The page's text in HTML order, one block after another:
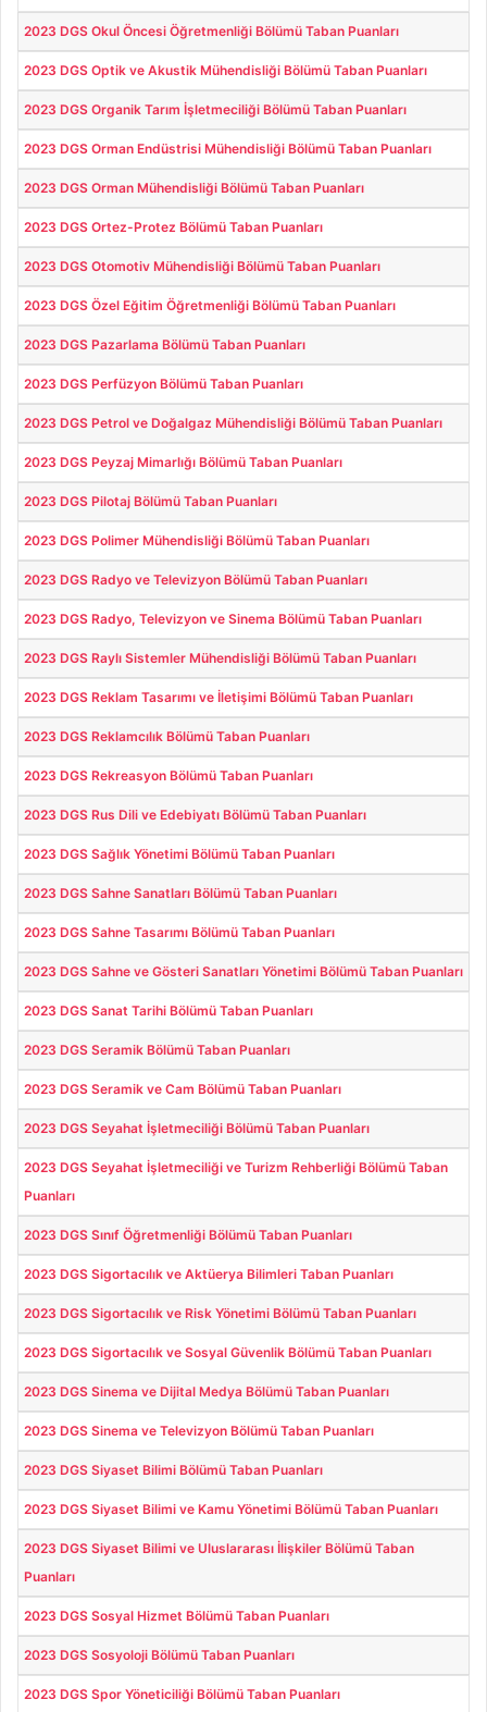
2023 DGS Okul Öncesi Öğretmenliği Bölümü Taban Puanları
2023 DGS Optik ve Akustik Mühendisliği Bölümü Taban Puanları
2023 DGS Organik Tarım İşletmeciliği Bölümü Taban Puanları
2023 DGS Orman Endüstrisi Mühendisliği Bölümü Taban Puanları
2023 DGS Orman Mühendisliği Bölümü Taban Puanları
2023 DGS Ortez-Protez Bölümü Taban Puanları
2023 DGS Otomotiv Mühendisliği Bölümü Taban Puanları
2023 DGS Özel Eğitim Öğretmenliği Bölümü Taban Puanları
2023 DGS Pazarlama Bölümü Taban Puanları
2023 DGS Perfüzyon Bölümü Taban Puanları
2023 DGS Petrol ve Doğalgaz Mühendisliği Bölümü Taban Puanları
2023 DGS Peyzaj Mimarlığı Bölümü Taban Puanları
2023 DGS Pilotaj Bölümü Taban Puanları
2023 DGS Polimer Mühendisliği Bölümü Taban Puanları
2023 DGS Radyo ve Televizyon Bölümü Taban Puanları
2023 DGS Radyo, Televizyon ve Sinema Bölümü Taban Puanları
2023 DGS Raylı Sistemler Mühendisliği Bölümü Taban Puanları
2023 DGS Reklam Tasarımı ve İletişimi Bölümü Taban Puanları
2023 DGS Reklamcılık Bölümü Taban Puanları
2023 DGS Rekreasyon Bölümü Taban Puanları
2023 DGS Rus Dili ve Edebiyatı Bölümü Taban Puanları
2023 DGS Sağlık Yönetimi Bölümü Taban Puanları
2023 DGS Sahne Sanatları Bölümü Taban Puanları
2023 DGS Sahne Tasarımı Bölümü Taban Puanları
2023 DGS Sahne ve Gösteri Sanatları Yönetimi Bölümü Taban Puanları
2023 DGS Sanat Tarihi Bölümü Taban Puanları
2023 DGS Seramik Bölümü Taban Puanları
2023 DGS Seramik ve Cam Bölümü Taban Puanları
2023 DGS Seyahat İşletmeciliği Bölümü Taban Puanları
2023 DGS Seyahat İşletmeciliği ve Turizm Rehberliği Bölümü Taban
Puanları
2023 DGS Sınıf Öğretmenliği Bölümü Taban Puanları
2023 DGS Sigortacılık ve Aktüerya Bilimleri Taban Puanları
2023 DGS Sigortacılık ve Risk Yönetimi Bölümü Taban Puanları
2023 DGS Sigortacılık ve Sosyal Güvenlik Bölümü Taban Puanları
2023 DGS Sinema ve Dijital Medya Bölümü Taban Puanları
2023 DGS Sinema ve Televizyon Bölümü Taban Puanları
2023 DGS Siyaset Bilimi Bölümü Taban Puanları
2023 DGS Siyaset Bilimi ve Kamu Yönetimi Bölümü Taban Puanları
2023 DGS Siyaset Bilimi ve Uluslararası İlişkiler Bölümü Taban
Puanları
2023 DGS Sosyal Hizmet Bölümü Taban Puanları
2023 DGS Sosyoloji Bölümü Taban Puanları
2023 DGS Spor Yöneticiliği Bölümü Taban Puanları